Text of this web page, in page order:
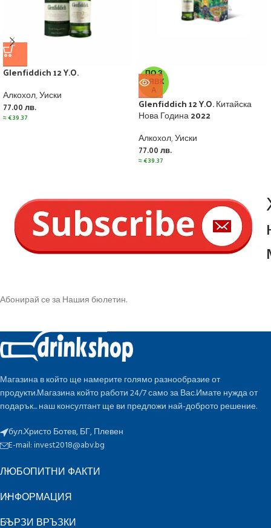
Glenfiddich 12 Y.O.
Алкохол,Уиски
77.00 лв.
≈€39.37
ПО З
АЯВК
А
Glenfiddich 12 Y.O. Китайска
Нова Година 2022
Алкохол,Уиски
77.00 лв.
≈€39.37
Абонирай се за Нашия бюлетин.
Магазина в който ще намерите голямо разнообразие от
продукти.Магазина който работи 24/7 само за Вас.Имате нужда от
подарък... наш консултант ще ви предложи най-доброто решение.
бул.Христо Ботев, БГ, Плевен
E-mail:invest2018@abv.bg
ЛЮБОПИТНИ ФАКТИ
ИНФОРМАЦИЯ
БЪРЗИ ВРЪЗКИ